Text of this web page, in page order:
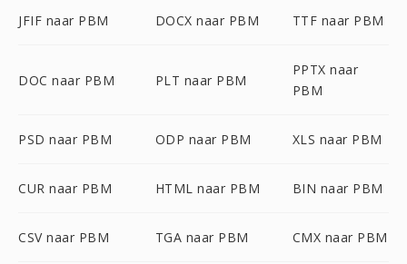
JFIF naar PBM DOCX naar PBM TTF naar PBM
DOC naar PBM PLT naar PBM
PPTX naar
PBM
PSD naar PBM ODP naar PBM XLS naar PBM
CUR naar PBM HTML naar PBM BIN naar PBM
CSV naar PBM TGA naar PBM CMX naar PBM